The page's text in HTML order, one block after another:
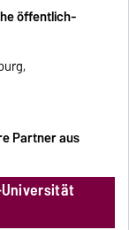
öffentlich-
Partner aus